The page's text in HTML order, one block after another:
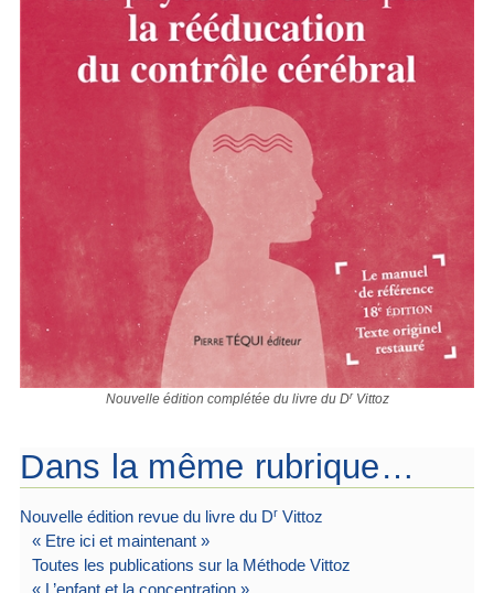
Nouvelle édition complétée du livre du DrVittoz
Dans la même rubrique…
Nouvelle édition revue du livre du Dr Vittoz
« Etre ici et maintenant »
Toutes les publications sur la Méthode Vittoz